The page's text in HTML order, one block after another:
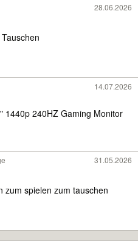
28.06.2026
14.07.2026
1440p 240HZ Gaming Monitor
31.05.2026
zum spielen zum tauschen